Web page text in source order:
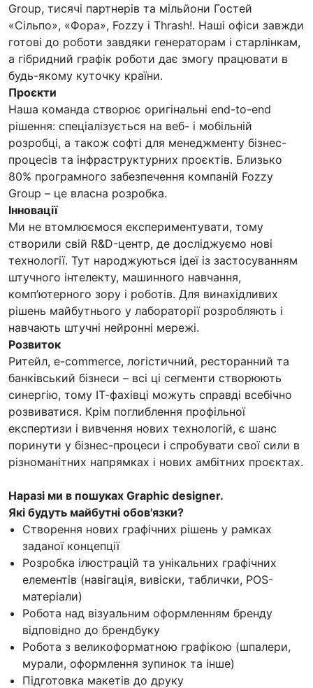
Group, тисячі партнерів та мільйони Гостей
«Сільпо», «Фора», Fozzy і Thrash!. Наші офіси завжди
готові до роботи завдяки генераторам і старлінкам,
а гібридний графік роботи дає змогу працювати в
будь-якому куточку країни.
Проєкти
Наша команда створює оригінальні end-to-end
рішення: спеціалізується на веб- і мобільній
розробці, а також софті для менеджменту бізнес-
процесів та інфраструктурних проєктів. Близько
80% програмного забезпечення компаній Fozzy
Group – це власна розробка.
Інновації
Ми не втомлюємося експериментувати, тому
створили свій R&D-центр, де досліджуємо нові
технології. Тут народжуються ідеї із застосуванням
штучного інтелекту, машинного навчання,
комп’ютерного зору і роботів. Для винахідливих
рішень майбутнього у лабораторії розробляють і
навчають штучні нейронні мережі.
Розвиток
Ритейл, e-commerce, логістичний, ресторанний та
банківський бізнеси – всі ці сегменти створюють
синергію, тому ІТ-фахівці можуть справді всебічно
розвиватися. Крім поглиблення профільної
експертизи і вивчення нових технологій, є шанс
поринути у бізнес-процеси і спробувати свої сили в
різноманітних напрямках і нових амбітних проєктах.
Наразі ми в пошуках Graphic designer.
Які будуть майбутні обов'язки?
Створення нових графічних рішень у рамках
заданої концепції
Розробка ілюстрацій та унікальних графічних
елементів (навігація, вивіски, таблички, POS-
матеріали)
Робота над візуальним оформленням бренду
відповідно до брендбуку
Робота з великоформатною графікою (шпалери,
мурали, оформлення зупинок та інше)
Підготовка макетів до друку